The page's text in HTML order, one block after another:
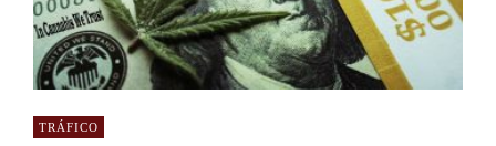
TRÁFICO